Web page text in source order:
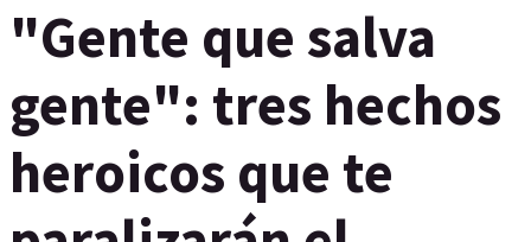
"Gente que salva
gente": tres hechos
heroicos que te